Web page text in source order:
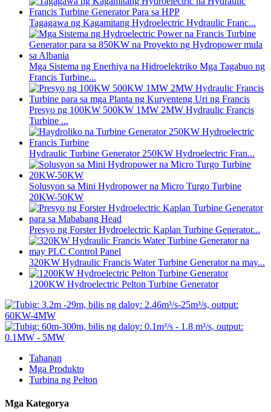
Tagagawa ng Kagamitang Hydroelectric Hydraulic Franc...
Mga Sistema ng Enerhiya na Hidroelektriko Mga Tagabuo ng
Francis Turbine...
Presyo ng 100KW 500KW 1MW 2MW Hydraulic Francis
Turbine ...
Hydraulic Turbine Generator 250KW Hydroelectric Fran...
Solusyon sa Mini Hydropower na Micro Turgo Turbine
20KW-50KW
Presyo ng Forster Hydroelectric Kaplan Turbine Generator...
320KW Hydraulic Francis Water Turbine Generator na may...
1200KW Hydroelectric Pelton Turbine Generator
Tahanan
Mga Produkto
Turbina ng Pelton
Mga Kategorya